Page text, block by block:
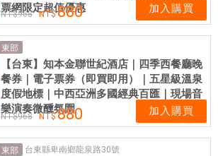
票網限定超值優惠
968 880 加入購買
東部
【台東】知本金聯世紀酒店｜四季西餐廳晚
餐券｜電子票券（即買即用）｜五星級溫泉
度假地標｜中西亞洲多國經典百匯｜現場音
樂演奏微醺氛圍
968 880 加入購買
東部 台東縣卑南鄉龍泉路30號